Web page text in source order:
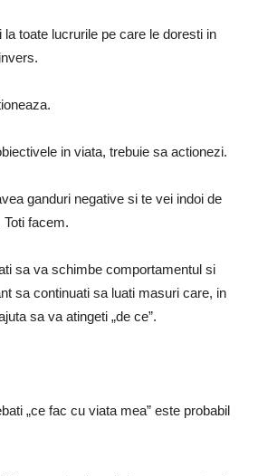
toate lucrurile pe care le doresti in
in viata, trebuie sa actionezi.
ganduri negative si te vei indoi de
Toti facem.
sa va schimbe comportamentul si
sa continuati sa luati masuri care, in
sa va atingeti „de ce”.
„ce fac cu viata mea” este probabil